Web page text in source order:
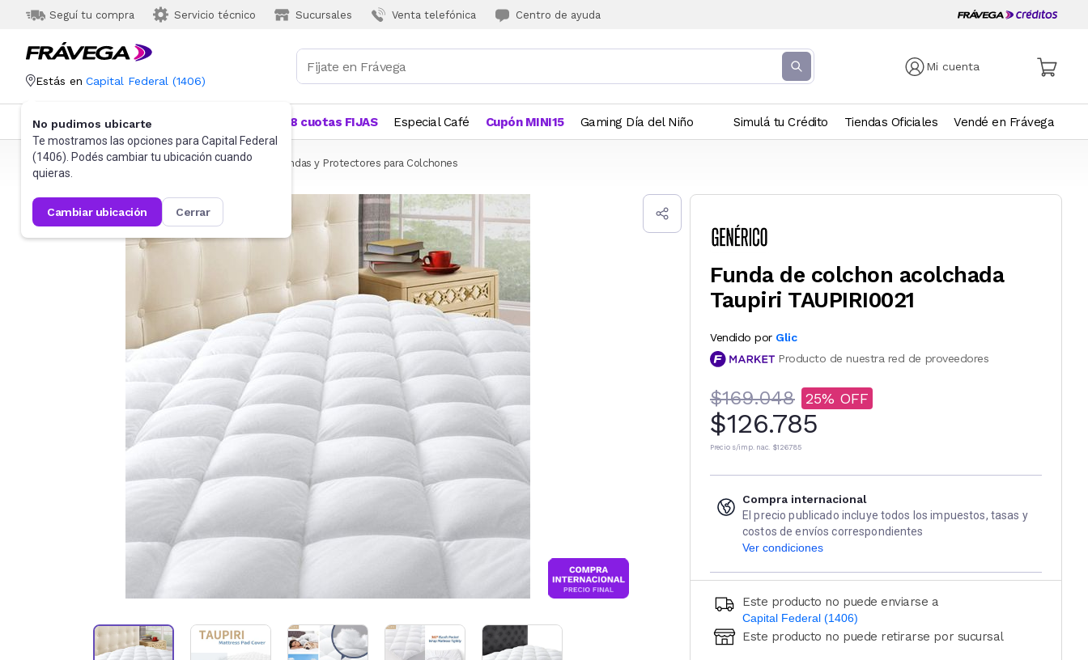
Seguí tu compra Servicio técnico Sucursales Venta telefónica Centro de ayuda
Mi cuenta
Estás en Capital Federal (1406)
No pudimos ubicarte
Te mostramos las opciones para Capital Federal
(1406). Podés cambiar tu ubicación cuando
quieras.
cambiar ubicación cerrar
Categorías Más Vendidos 18 cuotas FIJAS Especial Café Cupón MINI15 Gaming Día del Niño Simulá tu Crédito Tiendas Oficiales Vendé en Frávega
Frávega Hogar Blanquería Ropa de cama Fundas y Protectores para Colchones
Funda de colchon acolchada
Taupiri TAUPIRI0021
Vendido por Glic
Producto de nuestra red de proveedores
$169.048 25
$126.785
Precio s/imp. nac. $126.785
Compra internacional
El precio publicado incluye todos los impuestos, tasas y
costos de envíos correspondientes
Ver condiciones
Este producto no puede enviarse a
Capital Federal (1406)
Ingresá código postal (sólo números)
Este producto no puede retirarse por sucursal